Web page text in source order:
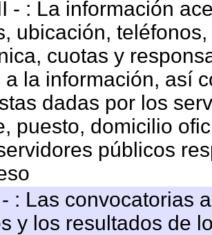
- : La información
ubicación,
cuotas y
a la información, así
dadas por los
puesto, domicilio
públicos
: Las convocatorias
y los resultados de